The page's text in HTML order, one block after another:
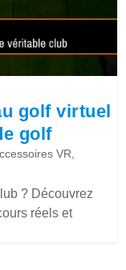
golf virtuel
golf
VR
? Découvrez
réels et